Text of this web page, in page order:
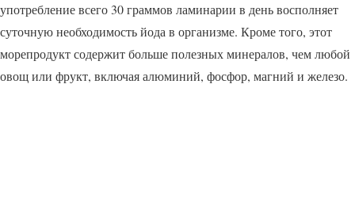
употребление всего 30 граммов ламинарии в день восполняет
суточную необходимость йода в организме. Кроме того, этот
морепродукт содержит больше полезных минералов, чем любой
овощ или фрукт, включая алюминий, фосфор, магний и железо.